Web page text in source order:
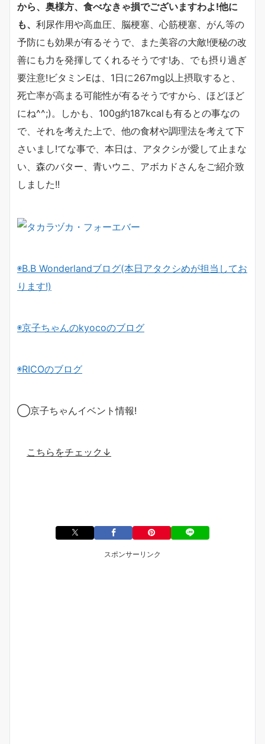
から、奥様方、食べなきゃ損でございますわよ!他に
も、 利尿作用や高血圧、脳梗塞、心筋梗塞、がん等の
予防にも効果が有るそうで、また美容の大敵!便秘の改
善にも力を発揮してくれるそうです!あ、でも摂り過ぎ
要注意!ビタミンEは、1日に267mg以上摂取すると、
死亡率が高まる可能性が有るそうですから、ほどほど
にね^^;)。しかも、100g約187kcalも有るとの事なの
で、それを考えた上で、他の食材や調理法を考えて下
さいまし!てな事で、本日は、アタクシが愛して止まな
い、森のバター、青いウニ、アボカドさんをご紹介致
しました!!
◉B.B Wonderlandブログ(本日アタクシめが担当してお
ります!)
◉京子ちゃんのkyocoのブログ
◉RICOのブログ
◯京子ちゃんイベント情報!
こちらをチェック↓
スポンサーリンク